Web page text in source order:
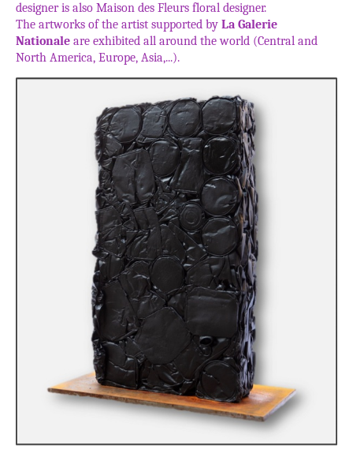
designer is also Maison des Fleurs floral designer.
The artworks of the artist supported by La Galerie
Nationale are exhibited all around the world (Central and
North America, Europe, Asia,...).